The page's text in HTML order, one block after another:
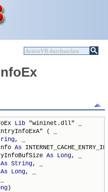
Lib "wininet.dll" _
( _
, _
As
As Long, _
As String, _
As Long, _
)